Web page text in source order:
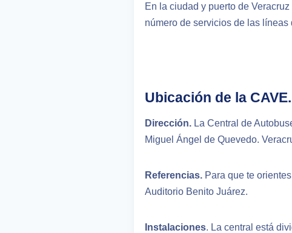
En la ciudad y puerto de
número de servicios de las
Ubicación de la CAVE.
Dirección. La Central de
Miguel Ángel de Quevedo.
Referencias.Para que te
Auditorio Benito Juárez.
Instalaciones. La central está